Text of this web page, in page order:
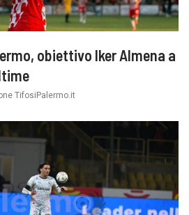
obiettivo Iker Almena a
TifosiPalermo.it